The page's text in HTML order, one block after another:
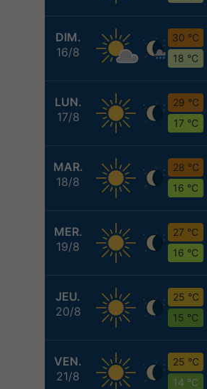
DIM.
16/8
30 °C
18 °C
LUN.
17/8
29 °C
17 °C
MAR.
18/8
28 °C
16 °C
MER.
19/8
27 °C
16 °C
JEU.
20/8
25 °C
15 °C
VEN.
21/8
25 °C
14 °C